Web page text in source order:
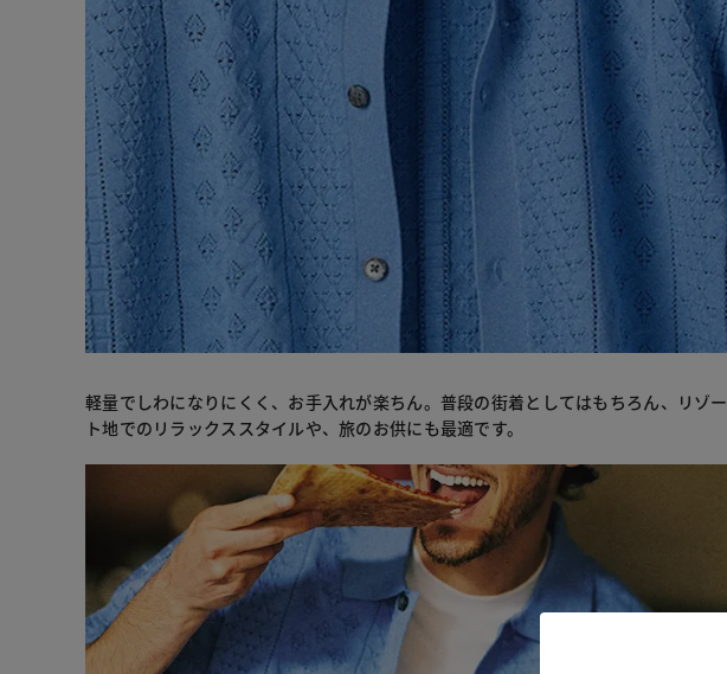
軽量でしわになりにくく、お手入れが楽ちん。普段の街着としてはもちろん、リゾー
ト地でのリラックススタイルや、旅のお供にも最適です。